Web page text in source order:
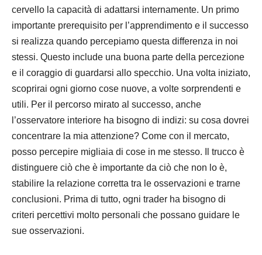
cervello la capacità di adattarsi internamente. Un primo
importante prerequisito per l’apprendimento e il successo
si realizza quando percepiamo questa differenza in noi
stessi. Questo include una buona parte della percezione
e il coraggio di guardarsi allo specchio. Una volta iniziato,
scoprirai ogni giorno cose nuove, a volte sorprendenti e
utili. Per il percorso mirato al successo, anche
l’osservatore interiore ha bisogno di indizi: su cosa dovrei
concentrare la mia attenzione? Come con il mercato,
posso percepire migliaia di cose in me stesso. Il trucco è
distinguere ciò che è importante da ciò che non lo è,
stabilire la relazione corretta tra le osservazioni e trarne
conclusioni. Prima di tutto, ogni trader ha bisogno di
criteri percettivi molto personali che possano guidare le
sue osservazioni.